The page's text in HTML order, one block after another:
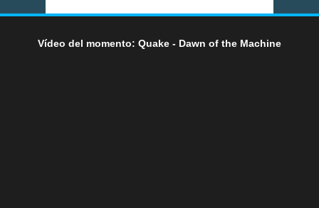
Vídeo del momento: Quake - Dawn of the Machine